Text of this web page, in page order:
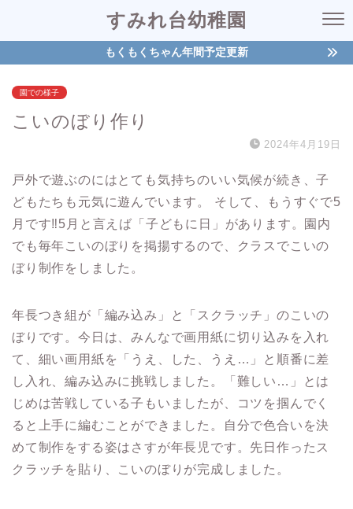
すみれ台幼稚園
もくもくちゃん年間予定更新
園での様子
こいのぼり作り
2024年4月19日
戸外で遊ぶのにはとても気持ちのいい気候が続き、子
どもたちも元気に遊んでいます。 そして、もうすぐで5
月です‼5月と言えば「子どもに日」があります。園内
でも毎年こいのぼりを掲揚するので、クラスでこいの
ぼり制作をしました。
年長つき組が「編み込み」と「スクラッチ」のこいの
ぼりです。今日は、みんなで画用紙に切り込みを入れ
て、細い画用紙を「うえ、した、うえ…」と順番に差
し入れ、編み込みに挑戦しました。「難しい…」とは
じめは苦戦している子もいましたが、コツを掴んでく
ると上手に編むことができました。自分で色合いを決
めて制作をする姿はさすが年長児です。先日作ったス
クラッチを貼り、こいのぼりが完成しました。